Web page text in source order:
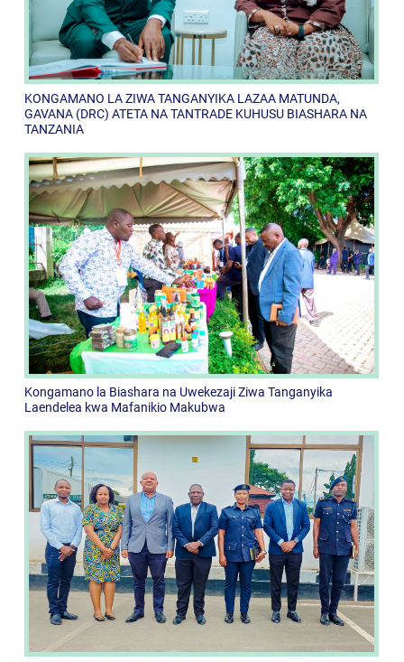
KONGAMANO LA ZIWA TANGANYIKA LAZAA MATUNDA,
GAVANA (DRC) ATETA NA TANTRADE KUHUSU BIASHARA NA
TANZANIA
Kongamano la Biashara na Uwekezaji Ziwa Tanganyika
Laendelea kwa Mafanikio Makubwa